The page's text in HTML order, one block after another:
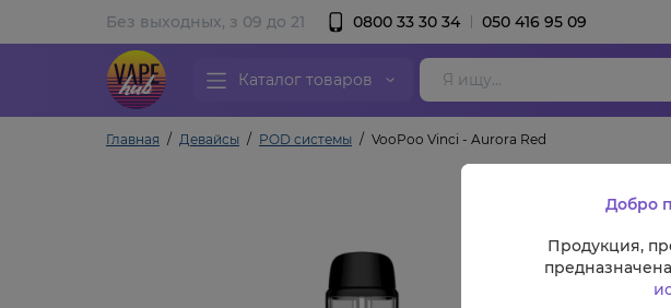
Без выходных, з 09 до 21 0800 33 30 34 050 416 95 09
Каталог товаров
Главная Девайсы POD системы VooPoo Vinci - Aurora Red
Добро
Продукция,